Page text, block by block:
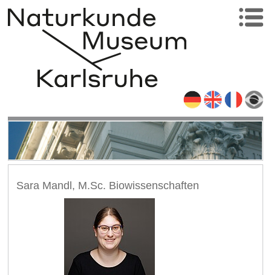
Sara Mandl, M.Sc. Biowissenschaften